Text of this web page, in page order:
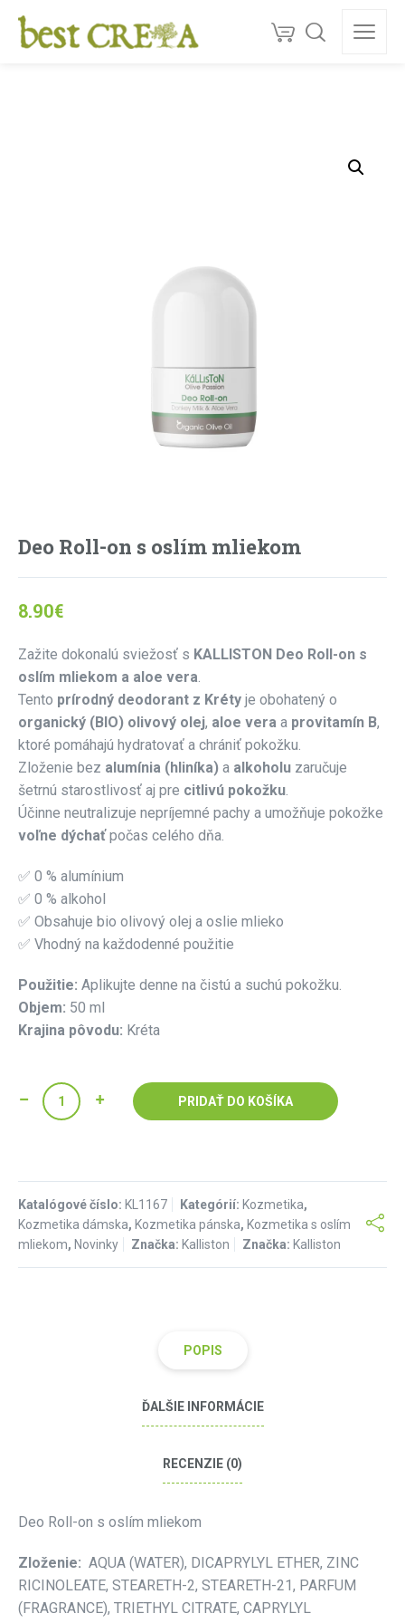
Deo Roll-on s oslím mliekom
8.90€
Zažite dokonalú sviežosť s KALLISTON Deo Roll-on s
oslím mliekom a aloe vera.
Tento prírodný deodorant z Kréty je obohatený o
organický (BIO) olivový olej, aloe vera a provitamín B,
ktoré pomáhajú hydratovať a chrániť pokožku.
Zloženie bez alumínia (hliníka) a alkoholu zaručuje
šetrnú starostlivosť aj pre citlivú pokožku.
Účinne neutralizuje nepríjemné pachy a umožňuje pokožke
voľne dýchaťpočas celého dňa.
✅ 0 % alumínium
✅ 0 % alkohol
✅ Obsahuje bio olivový olej a oslie mlieko
✅ Vhodný na každodenné použitie
Použitie: Aplikujte denne na čistú a suchú pokožku.
Objem: 50 ml
Krajina pôvodu: Kréta
PRIDAŤ DO KOŠÍKA
Katalógové číslo: KL1167 Kategórií: Kozmetika,
Kozmetika dámska, Kozmetika pánska, Kozmetika s oslím
mliekom, Novinky Značka: Kalliston Značka: Kalliston
POPIS
ĎALŠIE INFORMÁCIE
RECENZIE (0)
Deo Roll-on s oslím mliekom
Zloženie: AQUA (WATER), DICAPRYLYL ETHER, ZINC
RICINOLEATE, STEARETH-2, STEARETH-21, PARFUM
(FRAGRANCE), TRIETHYL CITRATE, CAPRYLYL